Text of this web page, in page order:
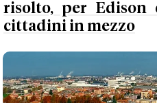
risolto, per Edison
cittadini in mezzo